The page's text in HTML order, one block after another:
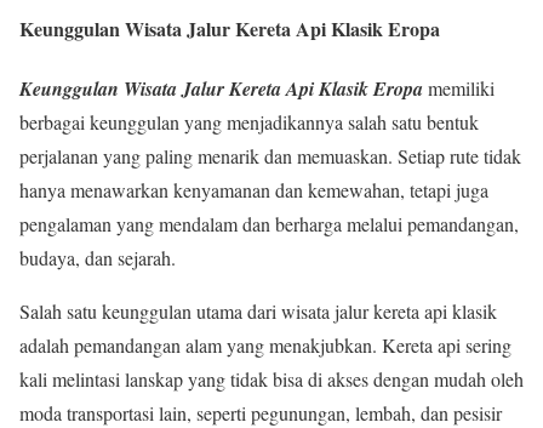
Keunggulan Wisata Jalur Kereta Api Klasik Eropa
Keunggulan Wisata Jalur Kereta Api Klasik Eropamemiliki
berbagai keunggulan yang menjadikannya salah satu bentuk
perjalanan yang paling menarik dan memuaskan. Setiap rute tidak
hanya menawarkan kenyamanan dan kemewahan, tetapi juga
pengalaman yang mendalam dan berharga melalui pemandangan,
budaya, dan sejarah.
Salah satu keunggulan utama dari wisata jalur kereta api klasik
adalah pemandangan alam yang menakjubkan. Kereta api sering
kali melintasi lanskap yang tidak bisa di akses dengan mudah oleh
moda transportasi lain, seperti pegunungan, lembah, dan pesisir